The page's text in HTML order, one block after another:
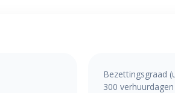
Bezettingsgraad
300